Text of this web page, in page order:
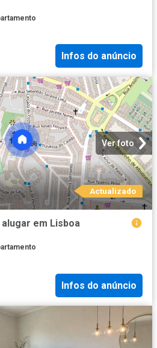
Infos do anúncio
Ver foto
Actualizado
em Lisboa
Infos do anúncio